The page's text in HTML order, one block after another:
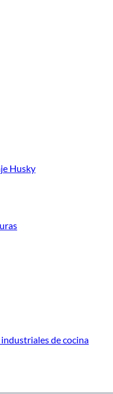
estamos aquí para hacer
que tenemos para ofrecerte en
Bebé en Sodimac
para tus proyectos y
lo que tenemos para
Dormitorio Bebé en Sodimac.
renovación y decoración.
Husky
de cocina